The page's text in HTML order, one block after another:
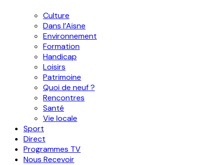
Culture
Dans l’Aisne
Environnement
Formation
Handicap
Loisirs
Patrimoine
Quoi de neuf ?
Rencontres
Santé
Vie locale
Sport
Direct
Programmes TV
Nous Recevoir